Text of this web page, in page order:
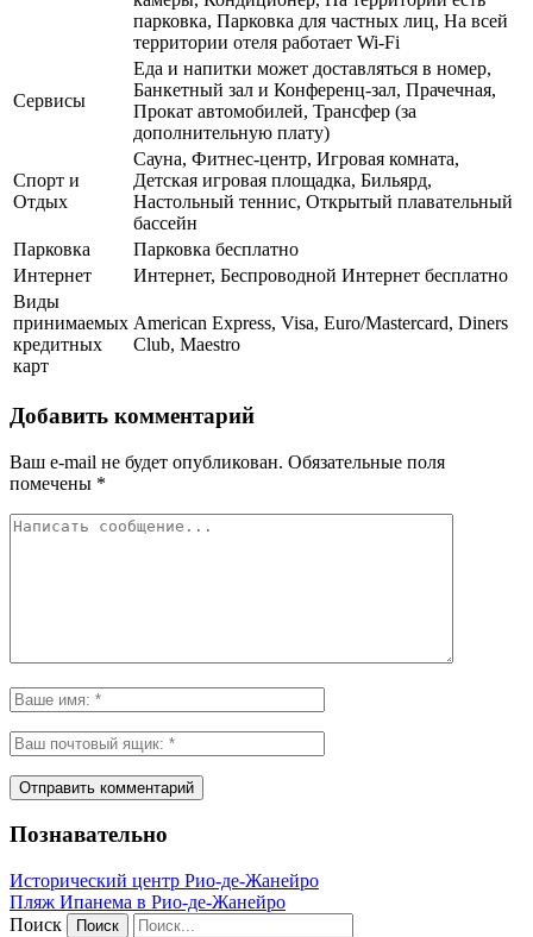
парковка, Парковка для частных лиц, На всей
территории отеля работает Wi-Fi
Сервисы
Еда и напитки может доставляться в номер,
Банкетный зал и Конференц-зал, Прачечная,
Прокат автомобилей, Трансфер (за
дополнительную плату)
Спорт и
Отдых
Сауна, Фитнес-центр, Игровая комната,
Детская игровая площадка, Бильярд,
Настольный теннис, Открытый плавательный
бассейн
Парковка
Парковка бесплатно
Интернет
Интернет, Беспроводной Интернет бесплатно
Виды
принимаемых
кредитных
карт
American Express, Visa, Euro/Mastercard, Diners
Club, Maestro
Добавить комментарий
Ваш e-mail не будет опубликован. Обязательные поля
помечены *
Познавательно
Исторический центр Рио-де-Жанейро
Пляж Ипанема в Рио-де-Жанейро
Поиск